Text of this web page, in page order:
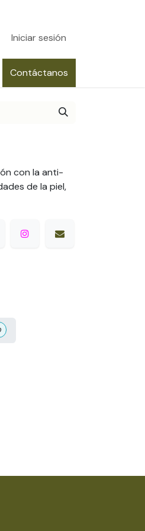
Iniciar sesión
Contáctanos
con la anti-
de la piel,